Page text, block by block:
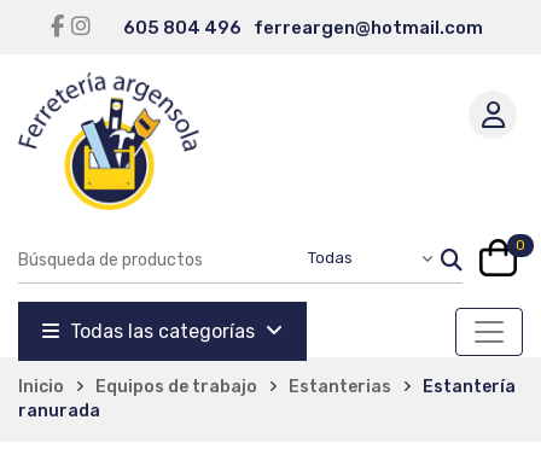
605 804 496 ferreargen@hotmail.com
0
Todas las categorías
Inicio Equipos de trabajo Estanterias
Estantería
ranurada